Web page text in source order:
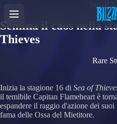
Semina il caos nella
Thieves
Rare
Inizia la stagione 16 di Sea of
il temibile Capitan Flameheart è
espandere il raggio d'azione dei
fama delle Ossa del Mietitore.